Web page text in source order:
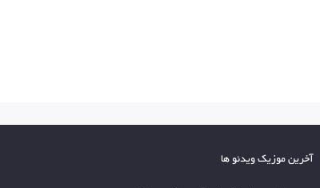
آخرین موزیک ویدئو ها